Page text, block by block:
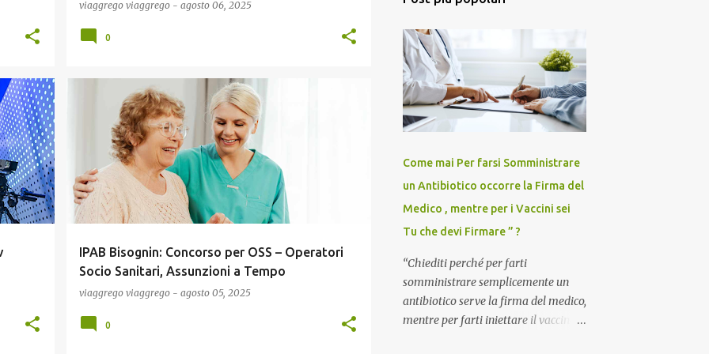
viaggrego viaggrego - agosto 06, 2025
0
+
IPAB Bisognin: Concorso per OSS – Operatori
Socio Sanitari, Assunzioni a Tempo
Indeterminato !
viaggrego viaggrego - agosto 05, 2025
COMUNICAZIONE CONCORSI E LAVORO
SCUOLA E DIDATTICA
0
dicembre 2024
novembre 2024
46
ottobre 2024
52
settembre 2024
68
luglio 2024
giugno 2024
59
maggio 2024
aprile 2024
marzo 2024
36
febbraio 2024
Come mai Per farsi Somministrare
un Antibiotico occorre la Firma del
Medico , mentre per i Vaccini sei
Tu che devi Firmare ” ?
“Chiediti perché per farti
somministrare semplicemente un
antibiotico serve la firma del medico,
mentre per farti iniettare il vaccino